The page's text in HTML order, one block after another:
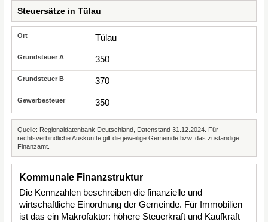
Steuersätze in Tülau
Tülau
350
370
350
Quelle: Regionaldatenbank Deutschland, Datenstand 31.12.2024. Für
rechtsverbindliche Auskünfte gilt die jeweilige Gemeinde bzw. das zuständige
Finanzamt.
Kommunale Finanzstruktur
Die Kennzahlen beschreiben die finanzielle und
wirtschaftliche Einordnung der Gemeinde. Für Immobilien
ist das ein Makrofaktor: höhere Steuerkraft und Kaufkraft